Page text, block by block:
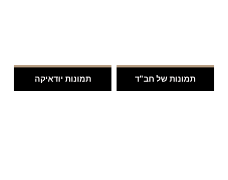
תמונות של חב"ד תמונות יודאיקה